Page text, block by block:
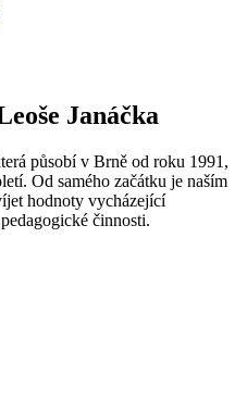
Janáčka
působí v Brně od roku 1991,
Od samého začátku je naším
hodnoty vycházející
činnosti.